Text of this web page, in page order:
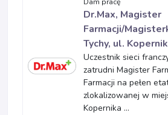
Dr.Max, Magister
Farmacji/
Tychy, ul.
Uczestnik sieci
zatrudni Magister
Farmacji na pełen
zlokalizowanej w
Kopernika ...